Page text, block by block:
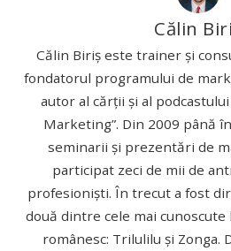
Călin
Călin Biriș este trainer și
fondatorul programului de
autor al cărții și al
Marketing”. Din 2009 până
seminarii și prezentări de
participat zeci de mii de
profesioniști. În trecut a fost
două dintre cele mai
românesc: Trilulilu și Zonga.